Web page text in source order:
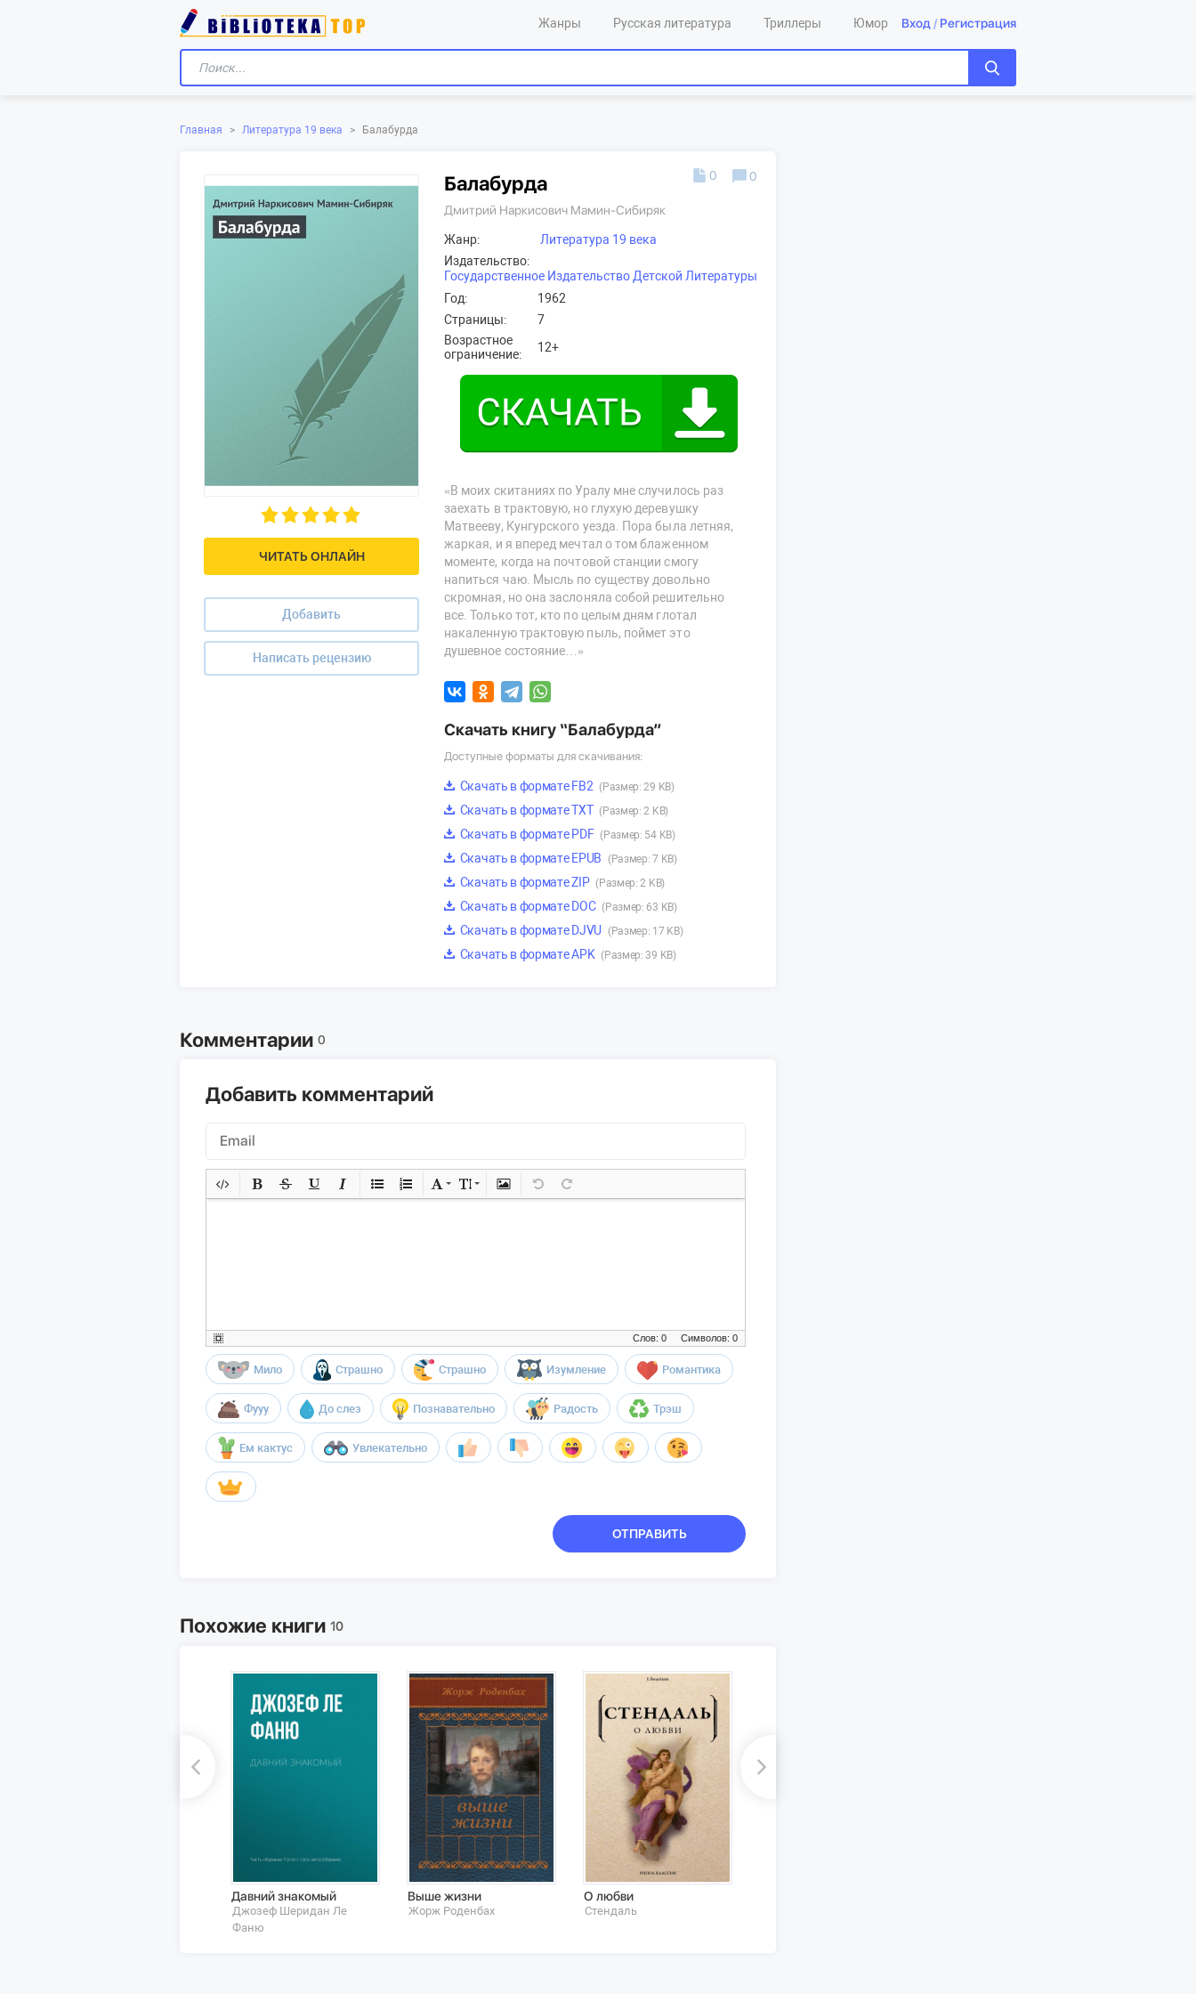
Жанры Русская литература Триллеры Юмор Вход / Регистрация
Главная > Литература 19 века > Балабурда
ЧИТАТЬ ОНЛАЙН
Добавить
Написать рецензию
Балабурда
Дмитрий Наркисович Мамин-Сибиряк
Жанр:
Литература 19 века
Издательство:
Государственное Издательство Детской Литературы
Год:
1962
Страницы:
7
Возрастное
ограничение:
12+
«В моих скитаниях по Уралу мне случилось раз
заехать в трактовую, но глухую деревушку
Матвееву, Кунгурского уезда. Пора была летняя,
жаркая, и я вперед мечтал о том блаженном
моменте, когда на почтовой станции смогу
напиться чаю. Мысль по существу довольно
скромная, но она заслоняла собой решительно
все. Только тот, кто по целым дням глотал
накаленную трактовую пыль, поймет это
душевное состояние…»
0 0
Скачать книгу “Балабурда”
Доступные форматы для скачивания:
Скачать в формате FB2 (Размер: 29 KB)
Скачать в формате TXT (Размер: 2 KB)
Скачать в формате PDF (Размер: 54 KB)
Скачать в формате EPUB (Размер: 7 KB)
Скачать в формате ZIP (Размер: 2 KB)
Скачать в формате DOC (Размер: 63 KB)
Скачать в формате DJVU (Размер: 17 KB)
Скачать в формате APK (Размер: 39 KB)
Комментарии 0
Добавить комментарий
Символов: 0
Слов: 0
Мило Страшно Страшно Изумление Романтика
Фууу До слез Познавательно Радость Трэш
Ем кактус Увлекательно
ОТПРАВИТЬ
Похожие книги 10
Давний знакомый
Джозеф Шеридан Ле
Фаню
Выше жизни
Жорж Роденбах
О любви
Стендаль